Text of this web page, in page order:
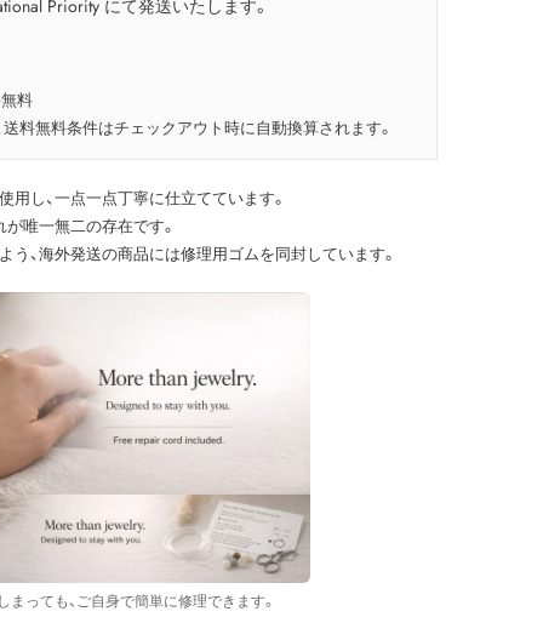
Priority にて発送いたします。
料
料無料条件はチェックアウト時に自動換算されます。
し、一点一点丁寧に仕立てています。
唯一無二の存在です。
、海外発送の商品には修理用ゴムを同封しています。
まっても、ご自身で簡単に修理できます。